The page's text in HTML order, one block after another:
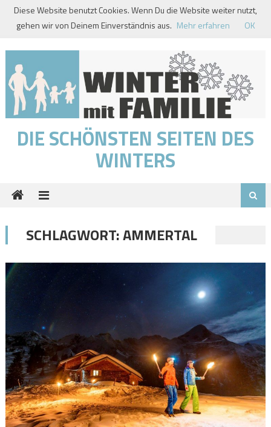
Skip
DIE SCHÖNSTEN SEITEN DES
WINTERS
SCHLAGWORT:AMMERTAL
Diese Website benutzt Cookies. Wenn Du die Website weiter nutzt,
gehen wir von Deinem Einverständnis aus. Mehr erfahren OK